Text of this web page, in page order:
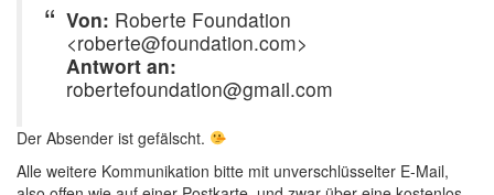
Von: Roberte Foundation
<roberte@foundation.com>
Antwort an:
robertefoundation@gmail.com
Der Absender ist gefälscht.
Alle weitere Kommunikation bitte mit unverschlüsselter E-Mail,